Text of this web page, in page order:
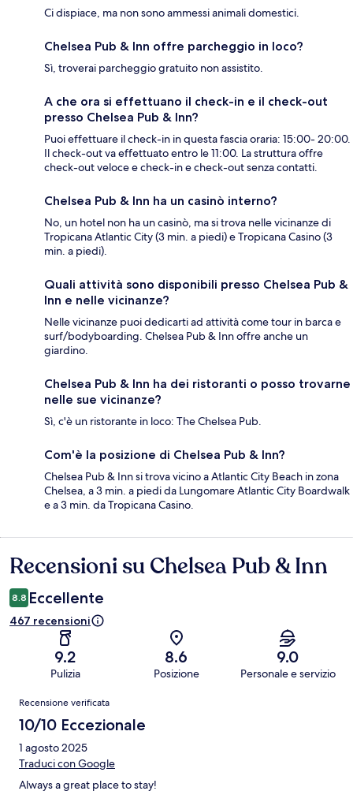
Ci dispiace, ma non sono ammessi animali domestici.
Chelsea Pub & Inn offre parcheggio in loco?
Sì, troverai parcheggio gratuito non assistito.
A che ora si effettuano il check-in e il check-out
presso Chelsea Pub & Inn?
Puoi effettuare il check-in in questa fascia oraria: 15:00- 20:00.
Il check-out va effettuato entro le 11:00. La struttura offre
check-out veloce e check-in e check-out senza contatti.
Chelsea Pub & Inn ha un casinò interno?
No, un hotel non ha un casinò, ma si trova nelle vicinanze di
Tropicana Atlantic City (3 min. a piedi) e Tropicana Casino (3
min. a piedi).
Quali attività sono disponibili presso Chelsea Pub &
Inn e nelle vicinanze?
Nelle vicinanze puoi dedicarti ad attività come tour in barca e
surf/bodyboarding. Chelsea Pub & Inn offre anche un
giardino.
Chelsea Pub & Inn ha dei ristoranti o posso trovarne
nelle sue vicinanze?
Sì, c'è un ristorante in loco: The Chelsea Pub.
Com'è la posizione di Chelsea Pub & Inn?
Chelsea Pub & Inn si trova vicino a Atlantic City Beach in zona
Chelsea, a 3 min. a piedi da Lungomare Atlantic City Boardwalk
e a 3 min. da Tropicana Casino.
Recensioni
Recensioni su Chelsea Pub & Inn
8.8 Eccellente
467 recensioni
9.2
Pulizia
8.6
Posizione
9.0
Personale e servizio
Recensioni
Recensione verificata
10/10 Eccezionale
1 agosto 2025
Traduci con Google
Always a great place to stay!